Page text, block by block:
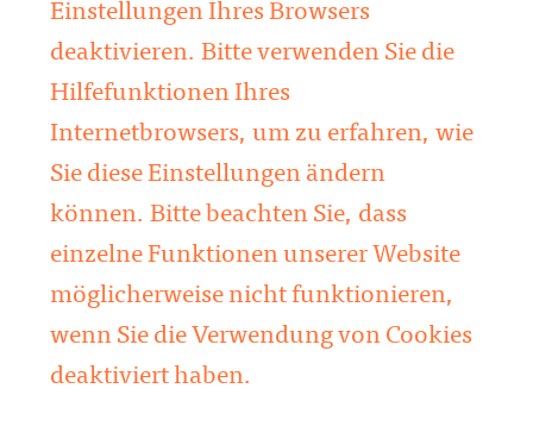
Einstellungen Ihres Browsers
deaktivieren. Bitte verwenden Sie die
Hilfefunktionen Ihres
Internetbrowsers, um zu erfahren, wie
Sie diese Einstellungen ändern
können. Bitte beachten Sie, dass
einzelne Funktionen unserer Website
möglicherweise nicht funktionieren,
wenn Sie die Verwendung von Cookies
deaktiviert haben.